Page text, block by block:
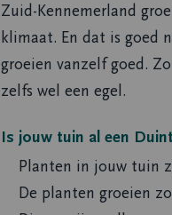
Zuid-Kennemerland
klimaat. En dat is goed
groeien vanzelf goed.
zelfs wel een egel.
Is jouw tuin al een
Planten in jouw tuin
De planten groeien